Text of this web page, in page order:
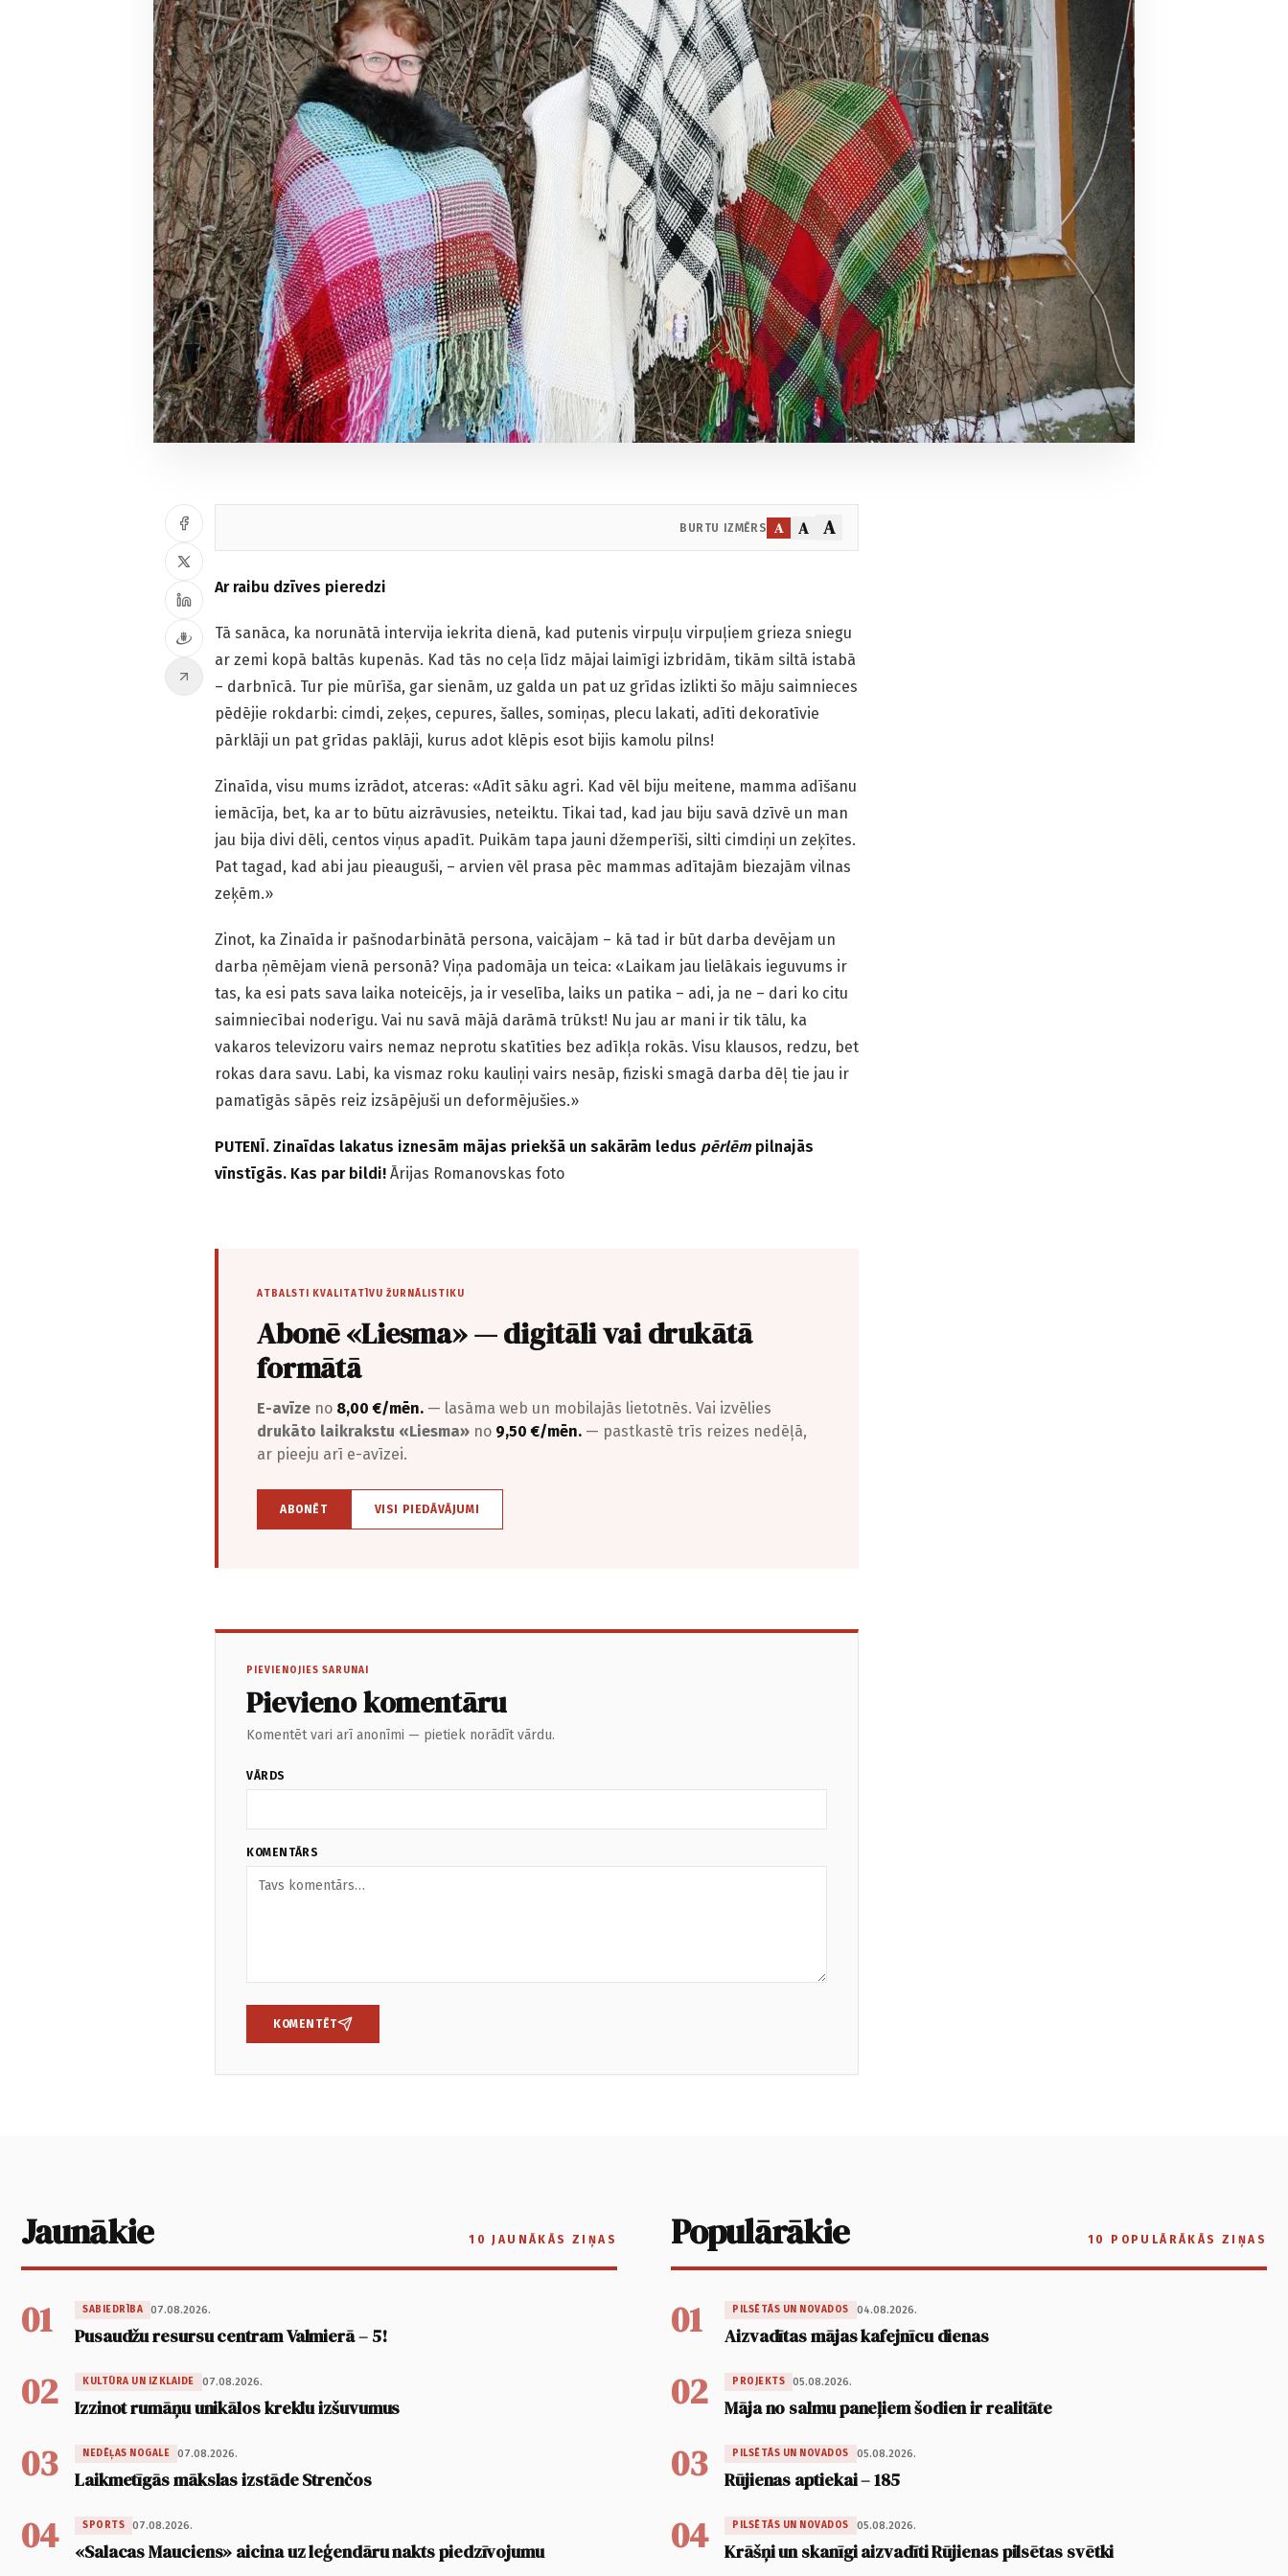
BURTU IZMĒRS A A A
Ar raibu dzīves pieredzi
Tā sanāca, ka norunātā intervija iekrita dienā, kad putenis virpuļu virpuļiem grieza sniegu
ar zemi kopā baltās kupenās. Kad tās no ceļa līdz mājai laimīgi izbridām, tikām siltā istabā
– darbnīcā. Tur pie mūrīša, gar sienām, uz galda un pat uz grīdas izlikti šo māju saimnieces
pēdējie rokdarbi: cimdi, zeķes, cepures, šalles, somiņas, plecu lakati, adīti dekoratīvie
pārklāji un pat grīdas paklāji, kurus adot klēpis esot bijis kamolu pilns!
Zinaīda, visu mums izrādot, atceras: «Adīt sāku agri. Kad vēl biju meitene, mamma adīšanu
iemācīja, bet, ka ar to būtu aizrāvusies, neteiktu. Tikai tad, kad jau biju savā dzīvē un man
jau bija divi dēli, centos viņus apadīt. Puikām tapa jauni džemperīši, silti cimdiņi un zeķītes.
Pat tagad, kad abi jau pieauguši, – arvien vēl prasa pēc mammas adītajām biezajām vilnas
zeķēm.»
Zinot, ka Zinaīda ir pašnodarbinātā persona, vaicājam – kā tad ir būt darba devējam un
darba ņēmējam vienā personā? Viņa padomāja un teica: «Laikam jau lielākais ieguvums ir
tas, ka esi pats sava laika noteicējs, ja ir veselība, laiks un patika – adi, ja ne – dari ko citu
saimniecībai noderīgu. Vai nu savā mājā darāmā trūkst! Nu jau ar mani ir tik tālu, ka
vakaros televizoru vairs nemaz neprotu skatīties bez adīkļa rokās. Visu klausos, redzu, bet
rokas dara savu. Labi, ka vismaz roku kauliņi vairs nesāp, fiziski smagā darba dēļ tie jau ir
pamatīgās sāpēs reiz izsāpējuši un deformējušies.»
PUTENĪ. Zinaīdas lakatus iznesām mājas priekšā un sakārām ledus pērlēmpilnajās
vīnstīgās. Kas par bildi! Ārijas Romanovskas foto
ATBALSTI KVALITATĪVU ŽURNĀLISTIKU
Abonē «Liesma» — digitāli vai drukātā
formātā
E-avīze no 8,00 €/mēn. — lasāma web un mobilajās lietotnēs. Vai izvēlies
drukāto laikrakstu «Liesma» no 9,50 €/mēn. — pastkastē trīs reizes nedēļā,
ar pieeju arī e-avīzei.
ABONĒT VISI PIEDĀVĀJUMI
PIEVIENOJIES SARUNAI
Pievieno komentāru
Komentēt vari arī anonīmi — pietiek norādīt vārdu.
VĀRDS
KOMENTĀRS
KOMENTĒT
Jaunākie 10 JAUNĀKĀS ZIŅAS
01 SABIEDRĪBA 07.08.2026.
Pusaudžu resursu centram Valmierā – 5!
02 KULTŪRA UN IZKLAIDE 07.08.2026.
Izzinot rumāņu unikālos kreklu izšuvumus
03 NEDĒĻAS NOGALE 07.08.2026.
Laikmetīgās mākslas izstāde Strenčos
04 SPORTS 07.08.2026.
«Salacas Mauciens» aicina uz leģendāru nakts piedzīvojumu
Populārākie 10 POPULĀRĀKĀS ZIŅAS
01 PILSĒTĀS UN NOVADOS 04.08.2026.
Aizvadītas mājas kafejnīcu dienas
02 PROJEKTS 05.08.2026.
Māja no salmu paneļiem šodien ir realitāte
03 PILSĒTĀS UN NOVADOS 05.08.2026.
Rūjienas aptiekai – 185
04 PILSĒTĀS UN NOVADOS 05.08.2026.
Krāšņi un skanīgi aizvadīti Rūjienas pilsētas svētki